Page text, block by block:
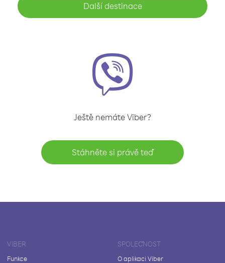
Další destinace
Ještě nemáte Viber?
Stáhněte si právě teď
VIBER
Funkce
SPOLEČNOST
O aplikaci Viber